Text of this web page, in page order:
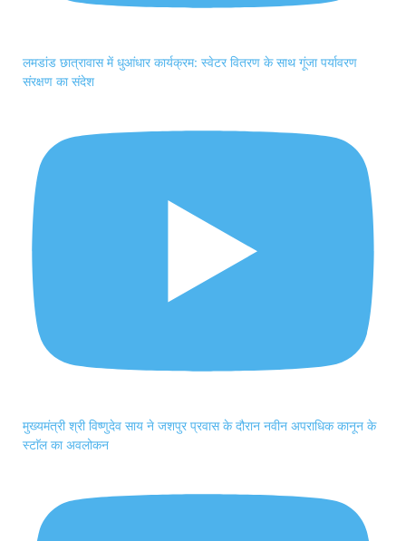
लमडांड छात्रावास में धुआंधार कार्यक्रम: स्वेटर वितरण के साथ गूंजा पर्यावरण
संरक्षण का संदेश
मुख्यमंत्री श्री विष्णुदेव साय ने जशपुर प्रवास के दौरान नवीन अपराधिक कानून के
स्टाॅल का अवलोकन